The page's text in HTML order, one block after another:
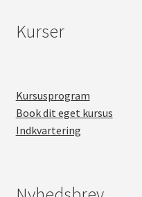
Kurser
Kursusprogram
Book dit eget kursus
Indkvartering